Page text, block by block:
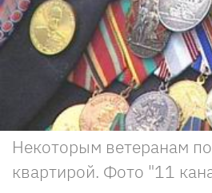
Некоторым ветеранам
квартирой. Фото "11